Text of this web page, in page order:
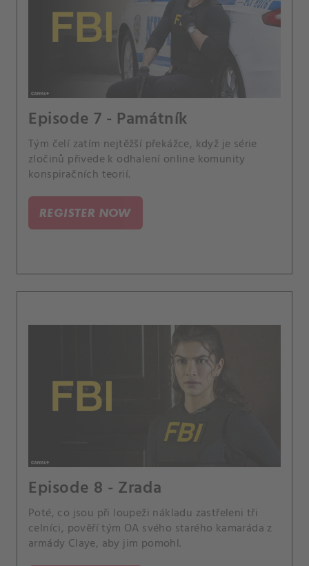
Episode 7 - Památník
Tým čelí zatím nejtěžší překážce, když je série
zločinů přivede k odhalení online komunity
konspiračních teorií.
REGISTER NOW
Episode 8 - Zrada
Poté, co jsou při loupeži nákladu zastřeleni tři
celníci, pověří tým OA svého starého kamaráda z
armády Claye, aby jim pomohl.